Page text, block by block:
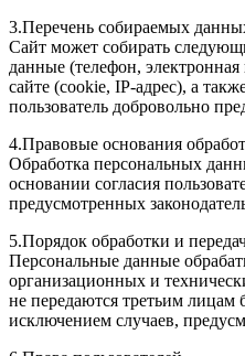
3.Перечень собираемых
Сайт может собирать
данные (телефон,
сайте (cookie, IP-адрес), а
пользователь добровольно
4.Правовые основания
Обработка персональных
основании согласия
предусмотренных
5.Порядок обработки и
Персональные данные
организационных и
не передаются третьим лицам
исключением случаев,